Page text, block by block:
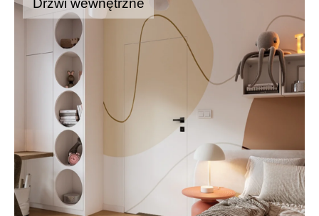
Drzwi wewnętrzne